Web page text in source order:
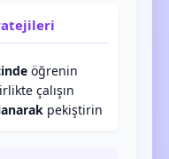
öğrenin
çalışın
pekiştirin